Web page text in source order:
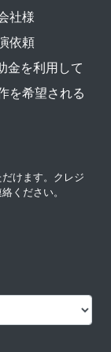
社様
依頼
金を利用して
を希望される
けます。クレジ
ください。